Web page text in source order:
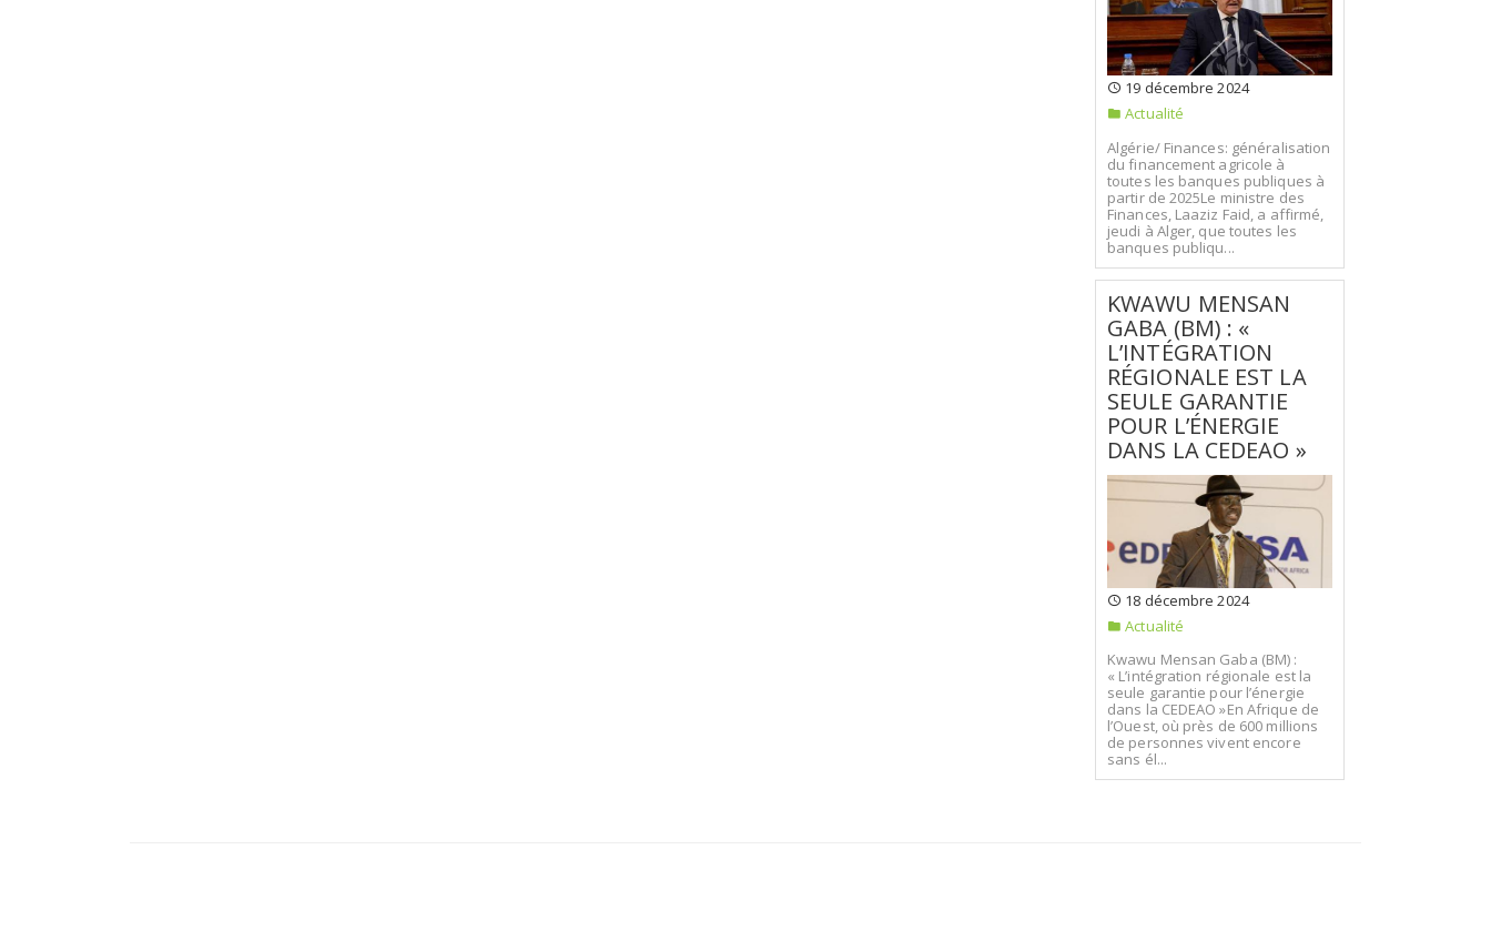
19 décembre 2024
Actualité
Algérie/ Finances: généralisation
du financement agricole à
toutes les banques publiques à
partir de 2025Le ministre des
Finances, Laaziz Faid, a affirmé,
jeudi à Alger, que toutes les
banques publiqu...
KWAWU MENSAN
GABA (BM) : «
L’INTÉGRATION
RÉGIONALE EST LA
SEULE GARANTIE
POUR L’ÉNERGIE
DANS LA CEDEAO »
18 décembre 2024
Actualité
Kwawu Mensan Gaba (BM) :
« L’intégration régionale est la
seule garantie pour l’énergie
dans la CEDEAO »En Afrique de
l’Ouest, où près de 600 millions
de personnes vivent encore
sans él...